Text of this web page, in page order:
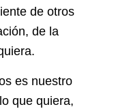
de otros
de la
es nuestro
que quiera,